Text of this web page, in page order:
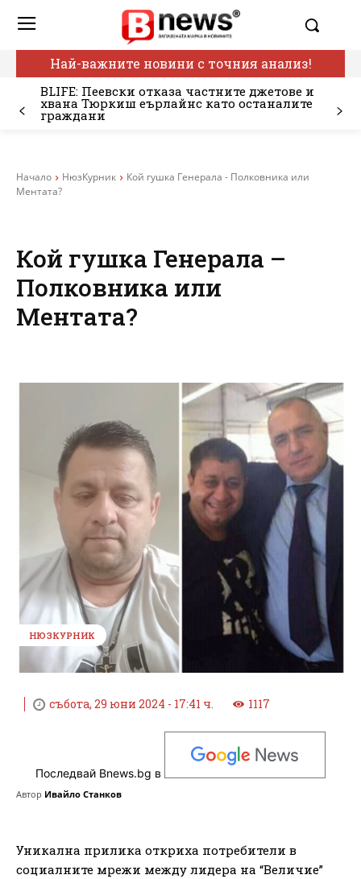
Най-важните новини с точния анализ!
BLIFE: Пеевски отказа частните джетове и
хвана Тюркиш еърлайнс като останалите
граждани
Начало НюзКурник
Кой гушка Генерала - Полковника или
Ментата?
Кой гушка Генерала –
Полковника или
Ментата?
НЮЗКУРНИК
събота, 29 юни 2024 - 17:41 ч. 1117
Последвай Bnews.bg в
Автор Ивайло Станков
Уникална прилика откриха потребители в
социалните мрежи между лидера на “Величие”